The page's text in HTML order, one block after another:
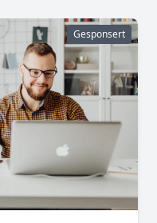
Gesponsert